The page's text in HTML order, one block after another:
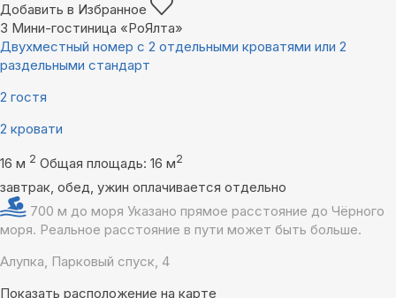
Добавить в Избранное
3 Мини-гостиница «РоЯлта»
Двухместный номер с 2 отдельными кроватями или 2
раздельными стандарт
2 гостя
2 кровати
16 м 2 Общая площадь: 16 м2
завтрак, обед, ужин оплачивается отдельно
700 м до моря Указано прямое расстояние до Чёрного
моря. Реальное расстояние в пути может быть больше.
Алупка, Парковый спуск, 4
Показать расположение на карте